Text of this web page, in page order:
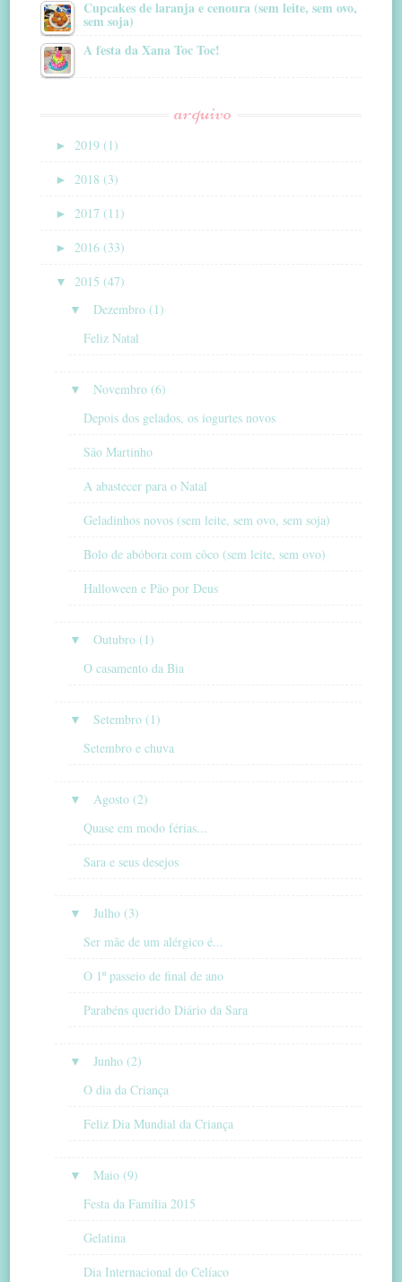
Cupcakes de laranja e cenoura (sem leite, sem ovo,
sem soja)
A festa da Xana Toc Toc!
arquivo
► 2019 (1)
► 2018 (3)
► 2017 (11)
► 2016 (33)
▼ 2015 (47)
▼
Dezembro (1)
Feliz Natal
▼
Novembro (6)
Depois dos gelados, os iogurtes novos
São Martinho
A abastecer para o Natal
Geladinhos novos (sem leite, sem ovo, sem soja)
Bolo de abóbora com côco (sem leite, sem ovo)
Halloween e Pão por Deus
▼
Outubro (1)
O casamento da Bia
▼
Setembro (1)
Setembro e chuva
▼
Agosto (2)
Quase em modo férias...
Sara e seus desejos
▼
Julho (3)
Ser mãe de um alérgico é...
O 1º passeio de final de ano
Parabéns querido Diário da Sara
▼
Junho (2)
O dia da Criança
Feliz Dia Mundial da Criança
▼
Maio (9)
Festa da Família 2015
Gelatina
Dia Internacional do Celíaco